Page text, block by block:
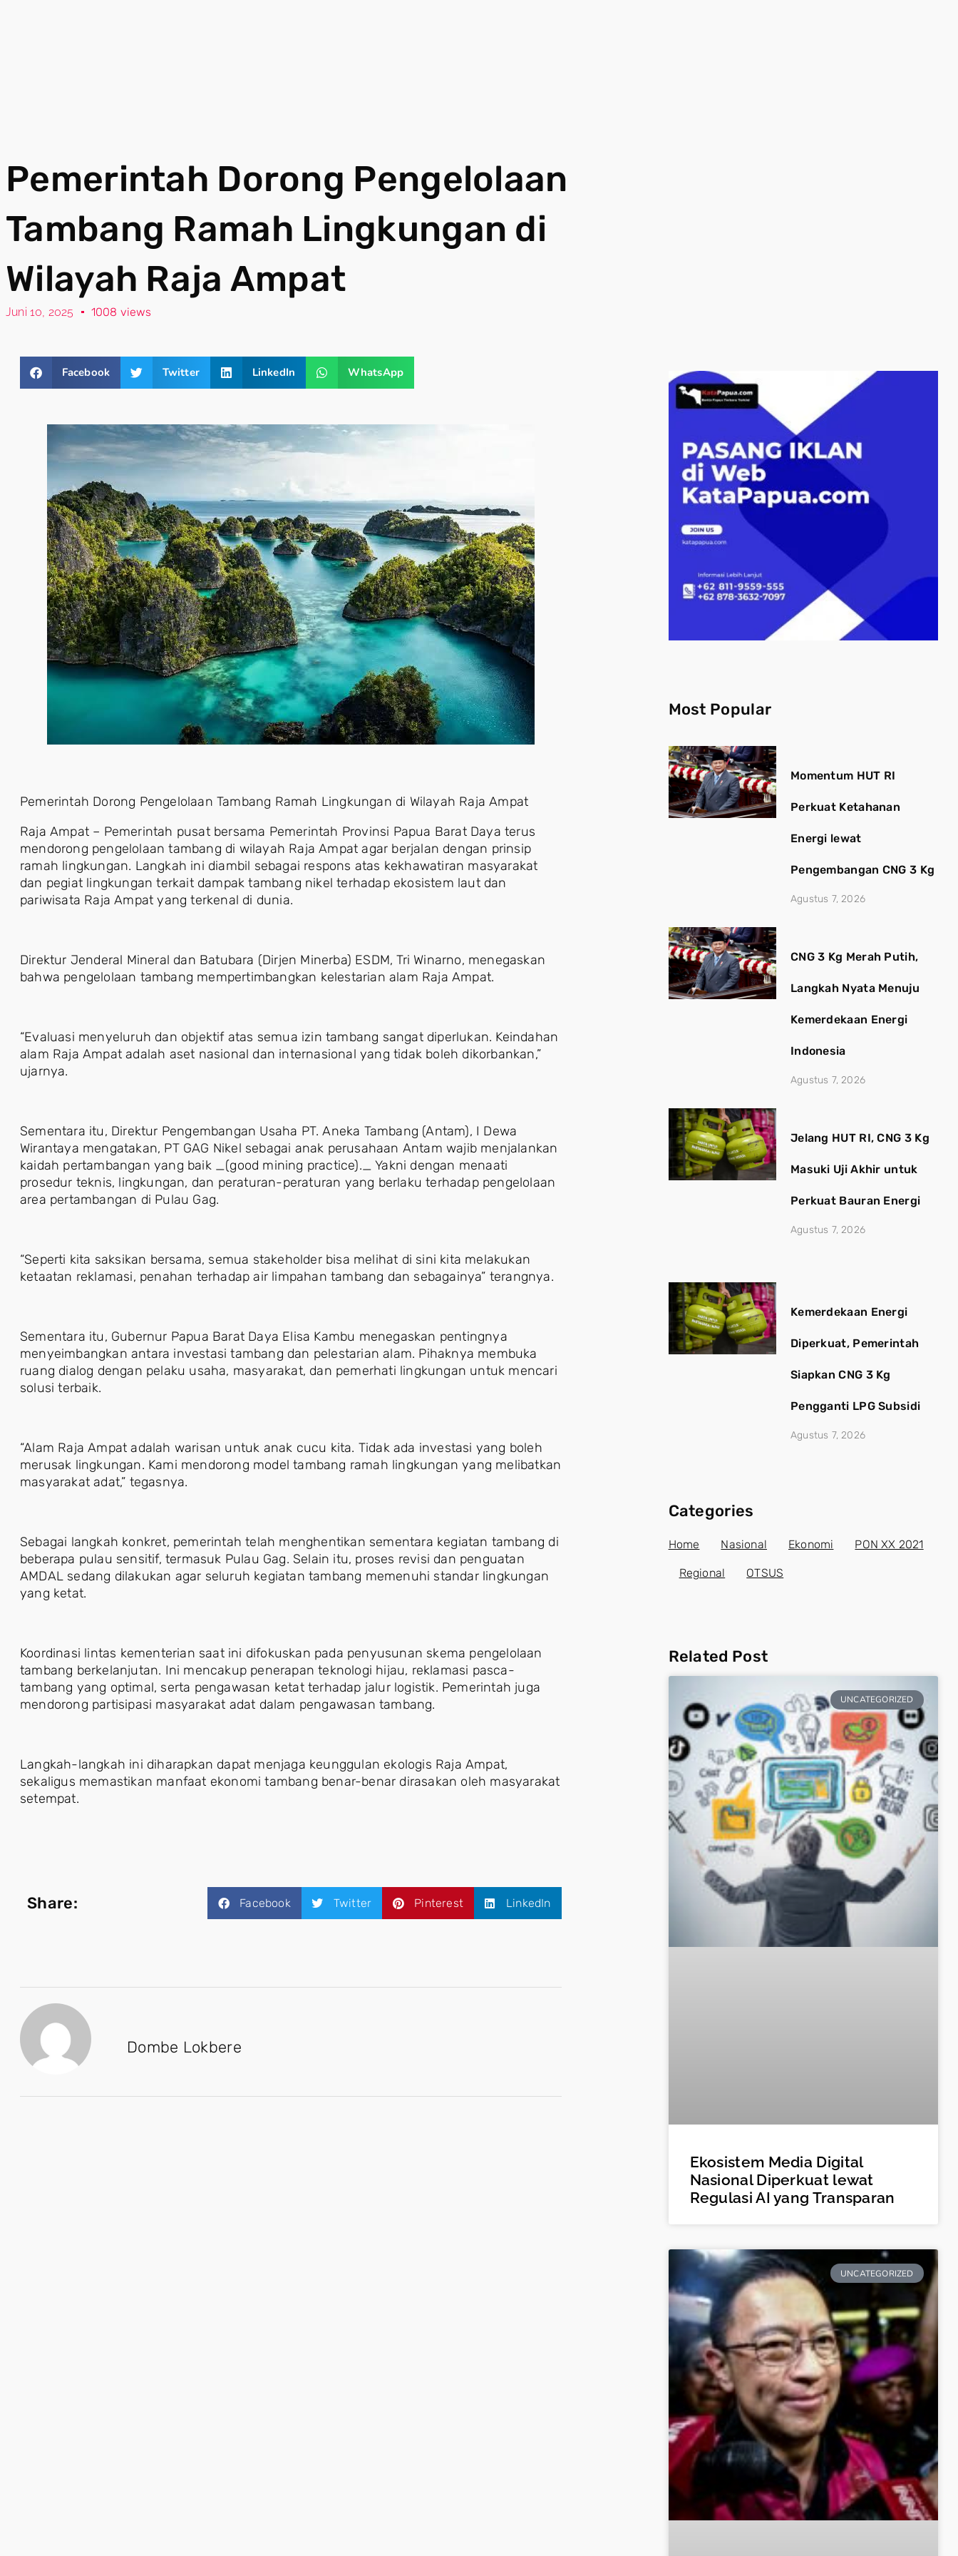
Pemerintah Dorong Pengelolaan
Tambang Ramah Lingkungan di
Wilayah Raja Ampat
Juni 10, 2025 1008 views
Facebook Twitter LinkedIn WhatsApp
Pemerintah Dorong Pengelolaan Tambang Ramah Lingkungan di Wilayah Raja Ampat
Raja Ampat – Pemerintah pusat bersama Pemerintah Provinsi Papua Barat Daya terus
mendorong pengelolaan tambang di wilayah Raja Ampat agar berjalan dengan prinsip
ramah lingkungan. Langkah ini diambil sebagai respons atas kekhawatiran masyarakat
dan pegiat lingkungan terkait dampak tambang nikel terhadap ekosistem laut dan
pariwisata Raja Ampat yang terkenal di dunia.
Direktur Jenderal Mineral dan Batubara (Dirjen Minerba) ESDM, Tri Winarno, menegaskan
bahwa pengelolaan tambang mempertimbangkan kelestarian alam Raja Ampat.
“Evaluasi menyeluruh dan objektif atas semua izin tambang sangat diperlukan. Keindahan
alam Raja Ampat adalah aset nasional dan internasional yang tidak boleh dikorbankan,”
ujarnya.
Sementara itu, Direktur Pengembangan Usaha PT. Aneka Tambang (Antam), I Dewa
Wirantaya mengatakan, PT GAG Nikel sebagai anak perusahaan Antam wajib menjalankan
kaidah pertambangan yang baik _(good mining practice)._ Yakni dengan menaati
prosedur teknis, lingkungan, dan peraturan-peraturan yang berlaku terhadap pengelolaan
area pertambangan di Pulau Gag.
“Seperti kita saksikan bersama, semua stakeholder bisa melihat di sini kita melakukan
ketaatan reklamasi, penahan terhadap air limpahan tambang dan sebagainya” terangnya.
Sementara itu, Gubernur Papua Barat Daya Elisa Kambu menegaskan pentingnya
menyeimbangkan antara investasi tambang dan pelestarian alam. Pihaknya membuka
ruang dialog dengan pelaku usaha, masyarakat, dan pemerhati lingkungan untuk mencari
solusi terbaik.
“Alam Raja Ampat adalah warisan untuk anak cucu kita. Tidak ada investasi yang boleh
merusak lingkungan. Kami mendorong model tambang ramah lingkungan yang melibatkan
masyarakat adat,” tegasnya.
Sebagai langkah konkret, pemerintah telah menghentikan sementara kegiatan tambang di
beberapa pulau sensitif, termasuk Pulau Gag. Selain itu, proses revisi dan penguatan
AMDAL sedang dilakukan agar seluruh kegiatan tambang memenuhi standar lingkungan
yang ketat.
Koordinasi lintas kementerian saat ini difokuskan pada penyusunan skema pengelolaan
tambang berkelanjutan. Ini mencakup penerapan teknologi hijau, reklamasi pasca-
tambang yang optimal, serta pengawasan ketat terhadap jalur logistik. Pemerintah juga
mendorong partisipasi masyarakat adat dalam pengawasan tambang.
Langkah-langkah ini diharapkan dapat menjaga keunggulan ekologis Raja Ampat,
sekaligus memastikan manfaat ekonomi tambang benar-benar dirasakan oleh masyarakat
setempat.
Share: Facebook Twitter Pinterest LinkedIn
Dombe Lokbere
Most Popular
Momentum HUT RI
Perkuat Ketahanan
Energi lewat
Pengembangan CNG 3 Kg
Agustus 7, 2026
CNG 3 Kg Merah Putih,
Langkah Nyata Menuju
Kemerdekaan Energi
Indonesia
Agustus 7, 2026
Jelang HUT RI, CNG 3 Kg
Masuki Uji Akhir untuk
Perkuat Bauran Energi
Agustus 7, 2026
Kemerdekaan Energi
Diperkuat, Pemerintah
Siapkan CNG 3 Kg
Pengganti LPG Subsidi
Agustus 7, 2026
Categories
Home Nasional Ekonomi PON XX 2021
Regional OTSUS
Related Post
UNCATEGORIZED
Ekosistem Media Digital
Nasional Diperkuat lewat
Regulasi AI yang Transparan
UNCATEGORIZED